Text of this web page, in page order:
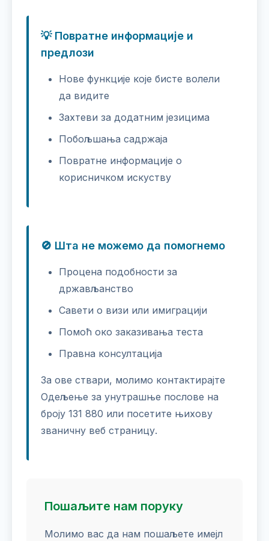
💡 Повратне информације и
предлози
Нове функције које бисте волели
да видите
Захтеви за додатним језицима
Побољшања садржаја
Повратне информације о
корисничком искуству
🚫 Шта не можемо да помогнемо
Процена подобности за
држављанство
Савети о визи или имиграцији
Помоћ око заказивања теста
Правна консултација
За ове ствари, молимо контактирајте
Одељење за унутрашње послове на
броју 131 880 или посетите њихову
званичну веб страницу.
Пошаљите нам поруку
Молимо вас да нам пошаљете имејл